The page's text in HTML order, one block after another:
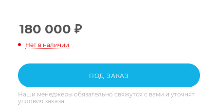
180 000 ₽
Нет в наличии
ПОД ЗАКАЗ
Наши менеджеры обязательно свяжутся с вами и уточнят
условия заказа